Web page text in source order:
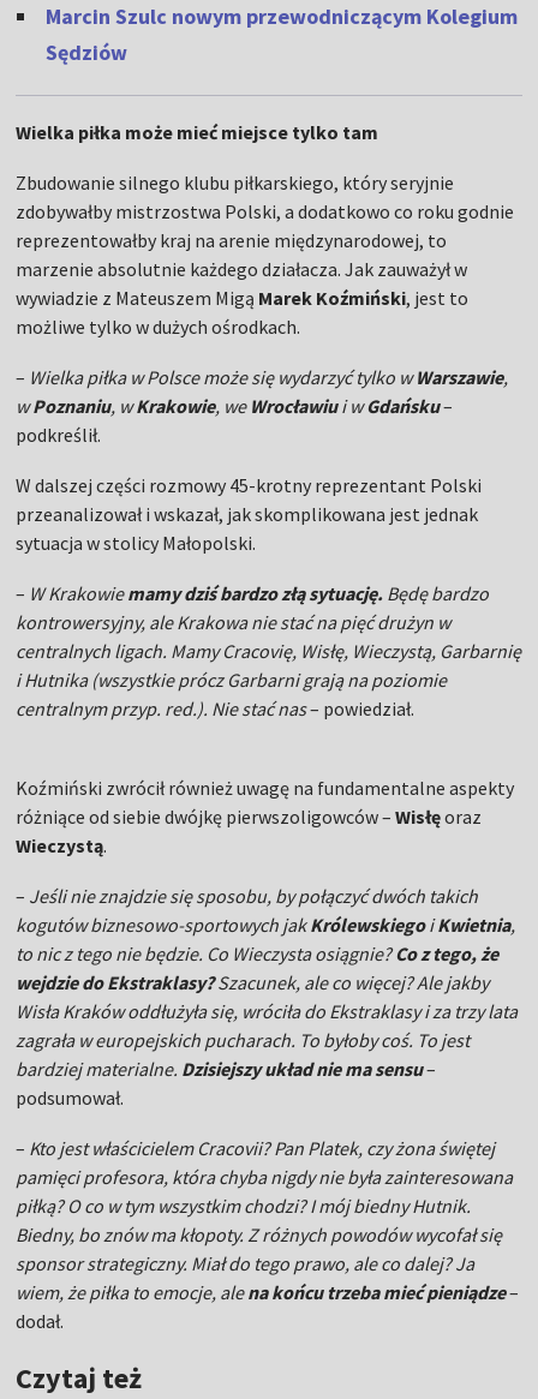
Marcin Szulc nowym przewodniczącym Kolegium
Sędziów
Wielka piłka może mieć miejsce tylko tam
Zbudowanie silnego klubu piłkarskiego, który seryjnie
zdobywałby mistrzostwa Polski, a dodatkowo co roku godnie
reprezentowałby kraj na arenie międzynarodowej, to
marzenie absolutnie każdego działacza. Jak zauważył w
wywiadzie z Mateuszem Migą Marek Koźmiński, jest to
możliwe tylko w dużych ośrodkach.
– Wielka piłka w Polsce może się wydarzyć tylko wWarszawie,
wPoznaniu, wKrakowie, we Wrocławiui wGdańsku–
podkreślił.
W dalszej części rozmowy 45-krotny reprezentant Polski
przeanalizował i wskazał, jak skomplikowana jest jednak
sytuacja w stolicy Małopolski.
– W Krakowiemamy dziś bardzo złą sytuację. Będę bardzo
kontrowersyjny, ale Krakowa nie stać na pięć drużyn w
centralnych ligach. Mamy Cracovię, Wisłę, Wieczystą, Garbarnię
i Hutnika (wszystkie prócz Garbarni grają na poziomie
centralnym przyp. red.). Nie stać nas– powiedział.
Koźmiński zwrócił również uwagę na fundamentalne aspekty
różniące od siebie dwójkę pierwszoligowców –Wisłęoraz
Wieczystą.
– Jeśli nie znajdzie się sposobu, by połączyć dwóch takich
kogutów biznesowo-sportowych jakKrólewskiegoiKwietnia,
to nic z tego nie będzie. Co Wieczysta osiągnie?Co z tego, że
wejdzie do Ekstraklasy?Szacunek, ale co więcej? Ale jakby
Wisła Kraków oddłużyła się, wróciła do Ekstraklasy i za trzy lata
zagrała w europejskich pucharach. To byłoby coś. To jest
bardziej materialne. Dzisiejszy układ nie ma sensu–
podsumował.
– Kto jest właścicielem Cracovii? Pan Platek, czy żona świętej
pamięci profesora, która chyba nigdy nie była zainteresowana
piłką? O co w tym wszystkim chodzi? I mój biedny Hutnik.
Biedny, bo znów ma kłopoty. Z różnych powodów wycofał się
sponsor strategiczny. Miał do tego prawo, ale co dalej? Ja
wiem, że piłka to emocje, alena końcu trzeba mieć pieniądze–
dodał.
Czytaj też